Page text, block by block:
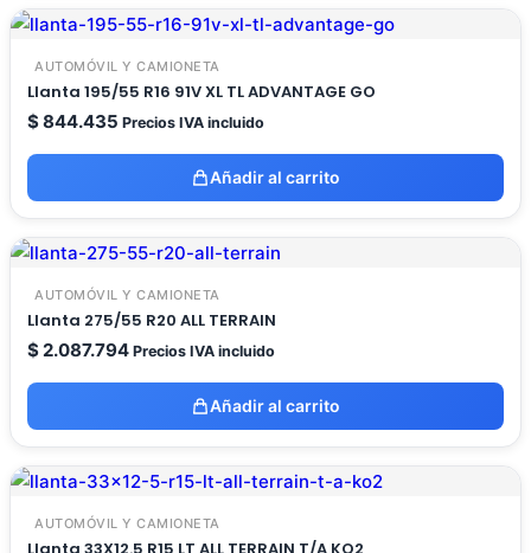
AUTOMÓVIL Y CAMIONETA
Llanta 195/55 R16 91V XL TL ADVANTAGE GO
$844.435 Precios IVA incluido
Añadir al carrito
AUTOMÓVIL Y CAMIONETA
Llanta 275/55 R20 ALL TERRAIN
$2.087.794 Precios IVA incluido
Añadir al carrito
AUTOMÓVIL Y CAMIONETA